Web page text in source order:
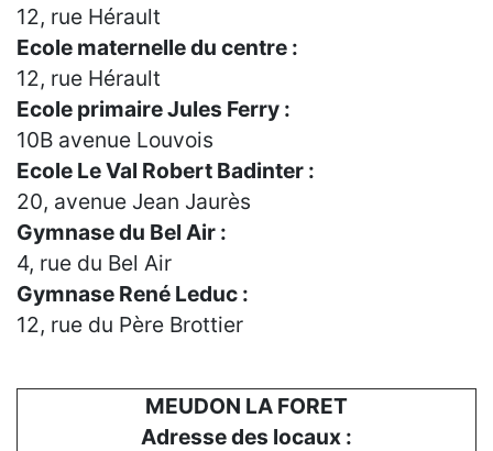
12, rue Hérault
Ecole maternelle du centre :
12, rue Hérault
Ecole primaire Jules Ferry :
10B avenue Louvois
Ecole Le Val Robert Badinter :
20, avenue Jean Jaurès
Gymnase du Bel Air :
4, rue du Bel Air
Gymnase René Leduc :
12, rue du Père Brottier
MEUDON LA FORET
Adresse des locaux :